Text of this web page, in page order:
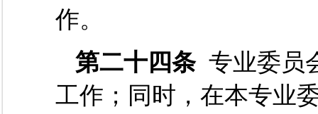
作。
第二十四条 专业委员
工作；同时，在本专业